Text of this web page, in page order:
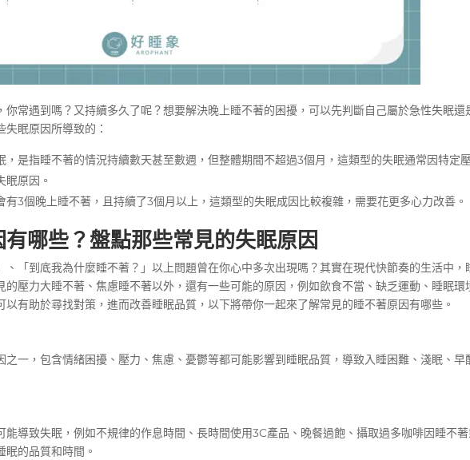
你常遇到嗎？又持續多久了呢？想要解決晚上睡不著的困擾，可以先判斷自己屬於急性失眠還
眠原因所導致的：
，是指睡不著的情況持續數天甚至數週，但整體期間不超過3個月，這類型的失眠通常因特定
眠原因。
有3個晚上睡不著，且持續了3個月以上，這類型的失眠成因比較複雜，需要花更多心力改善。
有哪些？盤點那些常見的失眠原因
、「到底我為什麼睡不著？」以上問題曾在你心中多次出現嗎？其實在現代快節奏的生活中，
的壓力大睡不著 、焦慮睡不著以外，還有一些可能的原因，例如飲食不當、缺乏運動、睡眠環
有助於尋找對策，進而改善睡眠品質，以下將帶你一起來了解常見的睡不著原因有哪些。
之一，包含情緒困擾、壓力、焦慮、憂鬱等都可能影響到睡眠品質，導致入睡困難、淺眠、早
能導致失眠，例如不規律的作息時間、長時間使用3C產品、晚餐過飽、攝取過多咖啡因睡不著
的品質和時間。